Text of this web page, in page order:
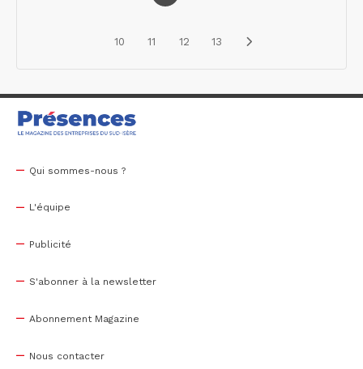
10 11 12 13
Qui sommes-nous ?
L'équipe
Publicité
S'abonner à la newsletter
Abonnement Magazine
Nous contacter